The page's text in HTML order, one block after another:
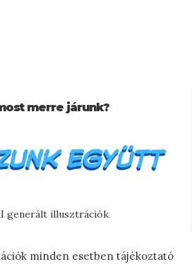
merre járunk?
generált illusztrációk
minden esetben tájékoztató